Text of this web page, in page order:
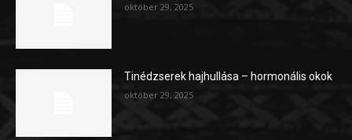
október 29, 2025
Tinédzserek hajhullása – hormonális okok
október 29, 2025